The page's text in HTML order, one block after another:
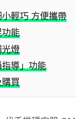
輕巧 方便攜帶
能
燈
導」功能
買